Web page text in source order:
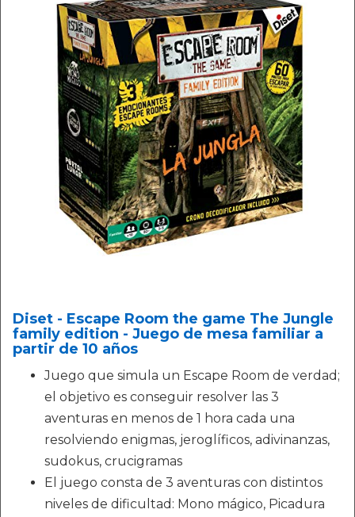
Diset - Escape Room the game The Jungle
family edition - Juego de mesa familiar a
partir de 10 años
Juego que simula un Escape Room de verdad;
el objetivo es conseguir resolver las 3
aventuras en menos de 1 hora cada una
resolviendo enigmas, jeroglíficos, adivinanzas,
sudokus, crucigramas
El juego consta de 3 aventuras con distintos
niveles de dificultad: Mono mágico, Picadura